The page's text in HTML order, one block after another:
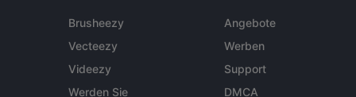
Brusheezy
Vecteezy
Videezy
Werden Sie
Angebote
Werben
Support
DMCA